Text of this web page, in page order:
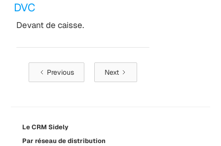
DVC
Devant de caisse.
Previous Next
Le CRM Sidely
Par réseau de distribution